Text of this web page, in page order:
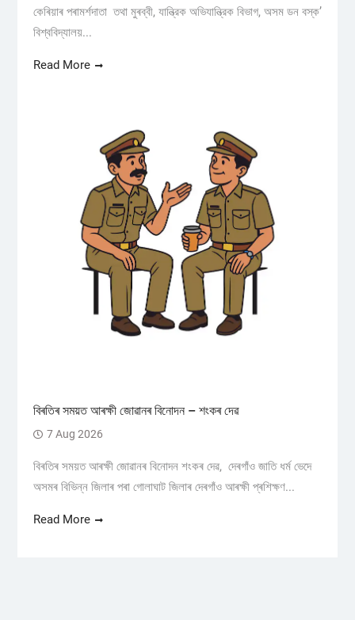
কেৰিয়াৰ পৰামৰ্শদাতা তথা মুৰব্বী, যান্ত্রিক অভিযান্ত্রিক বিভাগ, অসম ডন বস্ক’
বিশ্ববিদ্যালয়...
Read More
বিৰতিৰ সময়ত আৰক্ষী জোৱানৰ বিনোদন – শংকৰ দেৱ
7 Aug 2026
বিৰতিৰ সময়ত আৰক্ষী জোৱানৰ বিনোদন শংকৰ দেৱ, দেৰগাঁও জাতি ধৰ্ম ভেদে
অসমৰ বিভিন্ন জিলাৰ পৰা গোলাঘাট জিলাৰ দেৰগাঁও আৰক্ষী প্ৰশিক্ষণ...
Read More